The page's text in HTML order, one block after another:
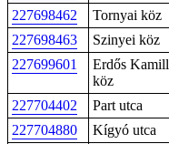
227698462
Tornyai köz
227698463
Szinyei köz
227699601
Erdős Kamill
köz
227704402 Part utca
227704880
Kígyó utca